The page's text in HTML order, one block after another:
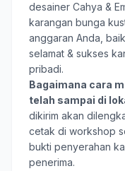
desainer Cahya &
karangan bunga
anggaran Anda,
selamat & sukses
pribadi.
Bagaimana cara
telah sampai di
dikirim akan
cetak di workshop
bukti penyerahan
penerima.